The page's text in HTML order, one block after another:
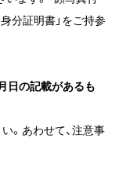
分証明書」をご持参
日の記載があるも
。あわせて、注意事